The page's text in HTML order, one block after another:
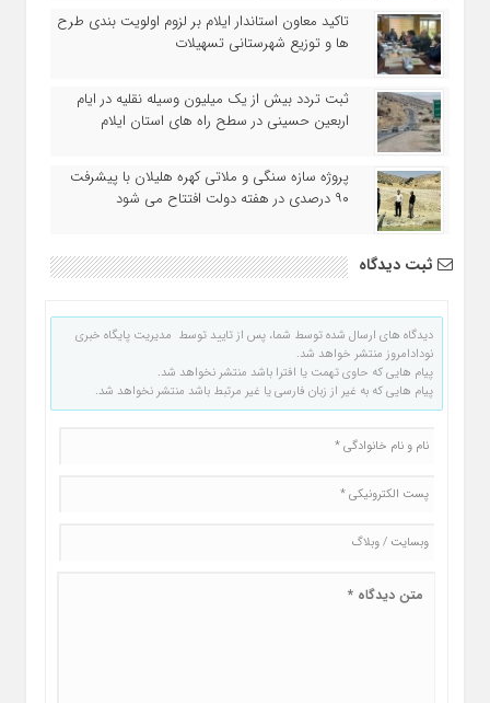
تاکید معاون استاندار ایلام بر لزوم اولویت‌ بندی طرح‌
ها و توزیع شهرستانی تسهیلات
ثبت تردد بیش از یک میلیون وسیله نقلیه در ایام
اربعین حسینی در سطح راه‌ های استان ایلام
پروژه سازه سنگی و ملاتی کهره هلیلان با پیشرفت
۹۰ درصدی در هفته دولت افتتاح می شود
ثبت دیدگاه
دیدگاه های ارسال شده توسط شما، پس از تایید توسط مدیریت پایگاه خبری
نودادامروز منتشر خواهد شد.
پیام هایی که حاوی تهمت یا افترا باشد منتشر نخواهد شد.
پیام هایی که به غیر از زبان فارسی یا غیر مرتبط باشد منتشر نخواهد شد.